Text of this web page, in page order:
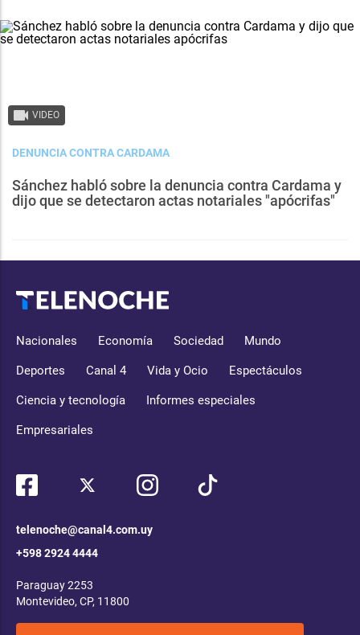
VIDEO
DENUNCIA CONTRA CARDAMA
Sánchez habló sobre la denuncia contra Cardama y
dijo que se detectaron actas notariales "apócrifas"
Nacionales Economía Sociedad Mundo
Deportes Canal 4 Vida y Ocio Espectáculos
Ciencia y tecnología Informes especiales
Empresariales
telenoche@canal4.com.uy
+598 2924 4444
Paraguay 2253
Montevideo, CP, 11800